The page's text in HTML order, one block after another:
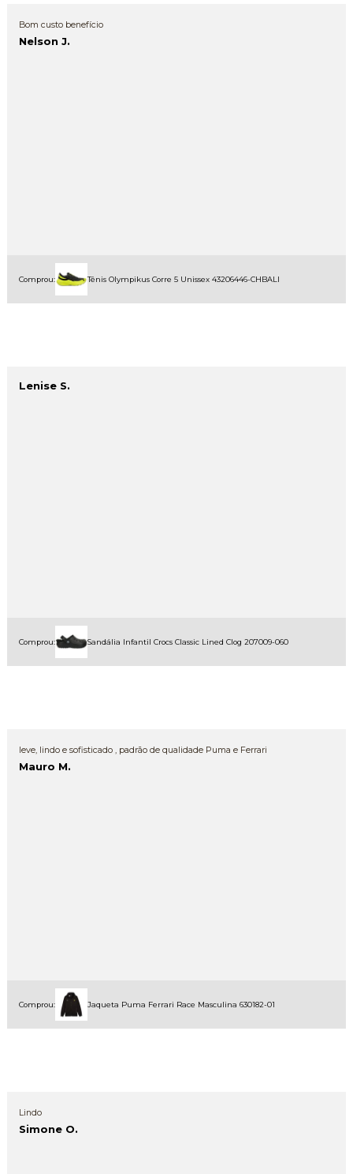
Bom custo benefício
Nelson J.
Comprou: Tênis Olympikus Corre 5 Unissex 43206446-CHBALI
Lenise S.
Comprou: Sandália Infantil Crocs Classic Lined Clog 207009-060
leve, lindo e sofisticado , padrão de qualidade Puma e Ferrari
Mauro M.
Comprou: Jaqueta Puma Ferrari Race Masculina 630182-01
Lindo
Simone O.